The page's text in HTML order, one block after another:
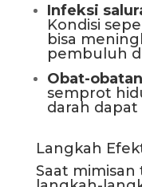
Infeksi
Kondisi
bisa
pembuluh
Obat-
semprot
darah
Langkah
Saat mimisan